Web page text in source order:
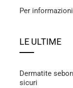
Per
LE ULTIME
Dermatite
sicuri